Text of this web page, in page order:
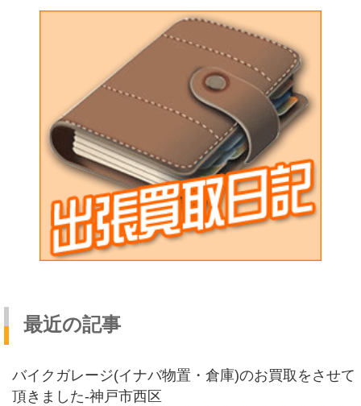
最近の記事
バイクガレージ(イナバ物置・倉庫)のお買取をさせて
頂きました-神戸市西区